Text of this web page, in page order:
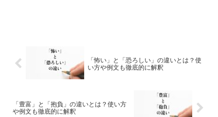
「怖い」と「恐ろしい」の違いとは？使
い方や例文も徹底的に解釈
「豊富」と「抱負」の違いとは？使い方
や例文も徹底的に解釈